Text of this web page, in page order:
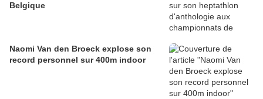
Belgique
Naomi Van den Broeck explose son
record personnel sur 400m indoor